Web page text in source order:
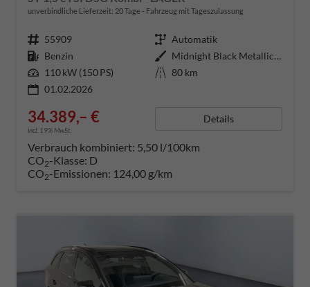
unverbindliche Lieferzeit: 20 Tage Fahrzeug mit Tageszulassung
Fahrzeugnummer 55909 Getriebe Automatik
Kraftstoff Benzin Außenfarbe
Midnight Black Metallic (0E)
Leistung 110 kW (150 PS) Kilometerstand 80 km
01.02.2026
34.389,– €
incl. 19% MwSt.
Details
Verbrauch kombiniert: 5,50 l/100km
CO2-Klasse: D
CO2-Emissionen: 124,00 g/km